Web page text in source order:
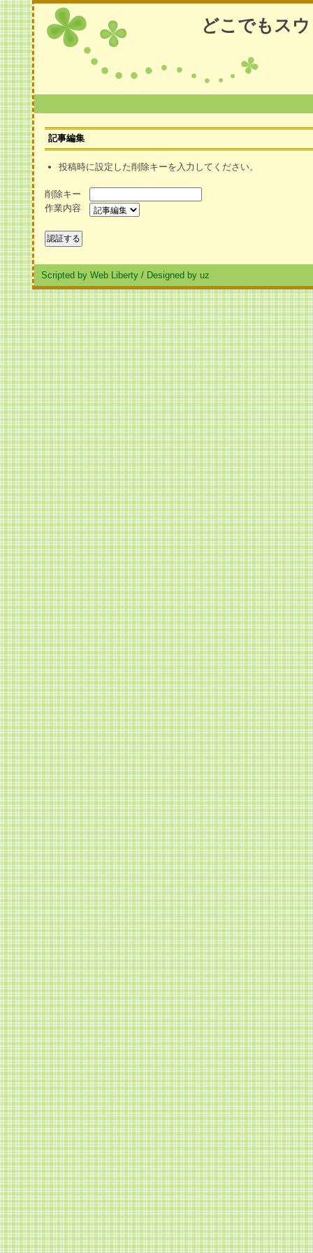
どこでもス
記事編集
投稿時に設定した削除キーを入力してください。
削除キー
作業内容
Scripted by Web Liberty / Designed by uz